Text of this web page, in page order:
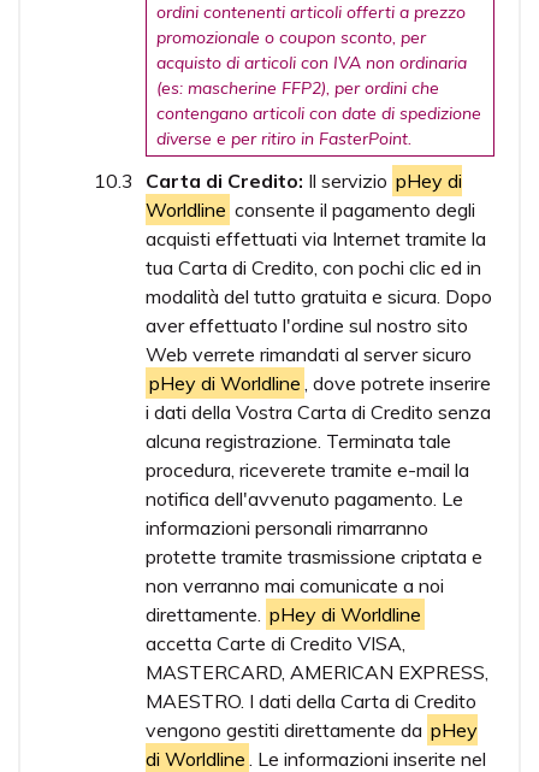
ordini contenenti articoli offerti a prezzo
promozionale o coupon sconto, per
acquisto di articoli con IVA non ordinaria
(es: mascherine FFP2), per ordini che
contengano articoli con date di spedizione
diverse e per ritiro in FasterPoint.
Carta di Credito: Il servizio pHey di
Worldline consente il pagamento degli
acquisti effettuati via Internet tramite la
tua Carta di Credito, con pochi clic ed in
modalità del tutto gratuita e sicura. Dopo
aver effettuato l'ordine sul nostro sito
Web verrete rimandati al server sicuro
pHey di Worldline , dove potrete inserire
i dati della Vostra Carta di Credito senza
alcuna registrazione. Terminata tale
procedura, riceverete tramite e-mail la
notifica dell'avvenuto pagamento. Le
informazioni personali rimarranno
protette tramite trasmissione criptata e
non verranno mai comunicate a noi
direttamente. pHey di Worldline
accetta Carte di Credito VISA,
MASTERCARD, AMERICAN EXPRESS,
MAESTRO. I dati della Carta di Credito
vengono gestiti direttamente da pHey
di Worldline . Le informazioni inserite nel